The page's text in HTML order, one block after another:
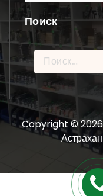
Поиск
Найти:
Copyright © 2026